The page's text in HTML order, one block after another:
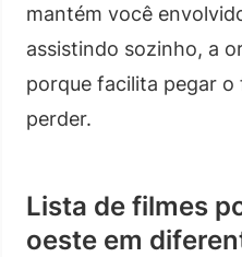
mantém você
assistindo sozinho, a
porque facilita pegar o
perder.
Lista de filmes
oeste em